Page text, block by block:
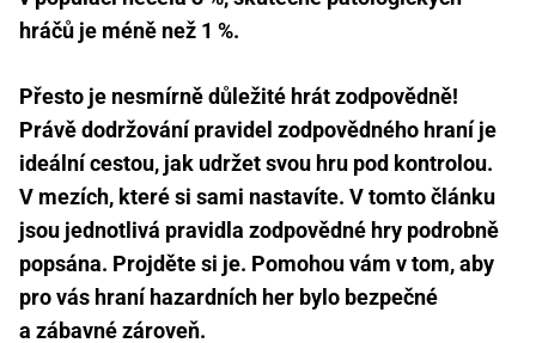
hráčů je méně než 1 %.
Přesto je nesmírně důležité hrát zodpovědně!
Právě dodržování pravidel zodpovědného hraní je
ideální cestou, jak udržet svou hru pod kontrolou.
V mezích, které si sami nastavíte. V tomto článku
jsou jednotlivá pravidla zodpovědné hry podrobně
popsána. Projděte si je. Pomohou vám v tom, aby
pro vás hraní hazardních her bylo bezpečné
a zábavné zároveň.